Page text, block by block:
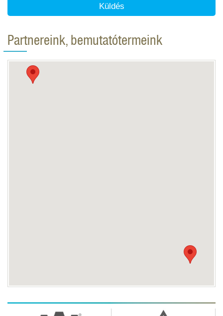
Küldés
Partnereink, bemutatótermeink